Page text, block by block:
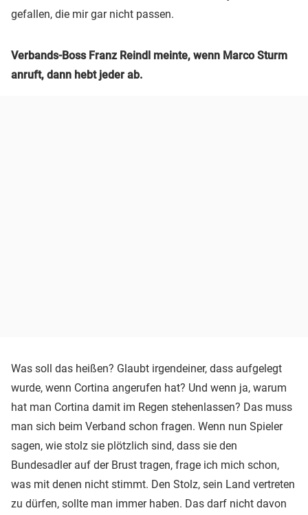
gefallen, die mir gar nicht passen.
Verbands-Boss Franz Reindl meinte, wenn Marco Sturm
anruft, dann hebt jeder ab.
Was soll das heißen? Glaubt irgendeiner, dass aufgelegt
wurde, wenn Cortina angerufen hat? Und wenn ja, warum
hat man Cortina damit im Regen stehenlassen? Das muss
man sich beim Verband schon fragen. Wenn nun Spieler
sagen, wie stolz sie plötzlich sind, dass sie den
Bundesadler auf der Brust tragen, frage ich mich schon,
was mit denen nicht stimmt. Den Stolz, sein Land vertreten
zu dürfen, sollte man immer haben. Das darf nicht davon